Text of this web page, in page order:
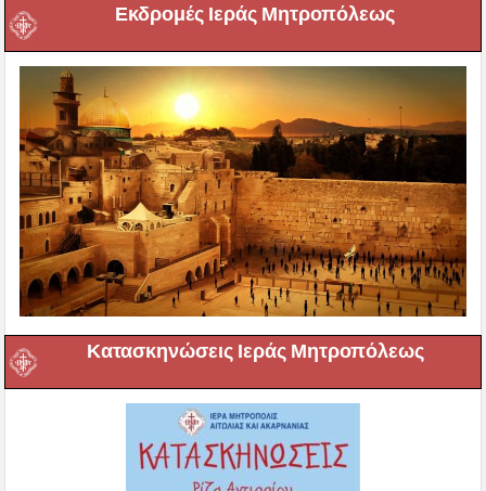
Εκδρομές Ιεράς Μητροπόλεως
Κατασκηνώσεις Ιεράς Μητροπόλεως